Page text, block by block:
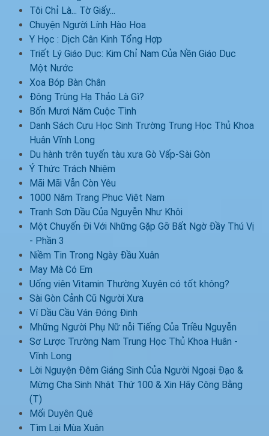
Tôi Chỉ Là... Tờ Giấy...
Chuyện Người Lính Hào Hoa
Y Học : Dịch Cân Kinh Tổng Hợp
Triết Lý Giáo Dục: Kim Chỉ Nam Của Nền Giáo Dục
Một Nước
Xoa Bóp Bàn Chân
Đông Trùng Hạ Thảo Là Gì?
Bốn Mươi Năm Cuộc Tình
Danh Sách Cựu Học Sinh Trường Trung Học Thủ Khoa
Huân Vĩnh Long
Du hành trên tuyến tàu xưa Gò Vấp-Sài Gòn
Ý Thức Trách Nhiệm
Mãi Mãi Vẫn Còn Yêu
1000 Năm Trang Phục Việt Nam
Tranh Sơn Dầu Của Nguyễn Như Khôi
Một Chuyến Đi Với Những Gặp Gỡ Bất Ngờ Đầy Thú Vị
- Phần 3
Niềm Tin Trong Ngày Đầu Xuân
May Mà Có Em
Uống viên Vitamin Thường Xuyên có tốt không?
Sài Gòn Cảnh Cũ Người Xưa
Ví Dầu Cầu Ván Đóng Đinh
Mhững Người Phụ Nữ nỗi Tiếng Của Triều Nguyễn
Sơ Lược Trường Nam Trung Học Thủ Khoa Huân -
Vĩnh Long
Lời Nguyện Đêm Giáng Sinh Của Người Ngoại Đạo &
Mừng Cha Sinh Nhật Thứ 100 & Xin Hãy Công Bằng
(T)
Mối Duyên Quê
Tìm Lại Mùa Xuân